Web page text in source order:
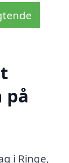
på
i Ringe,